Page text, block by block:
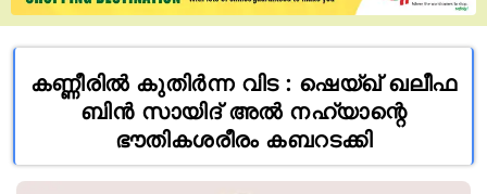
കണ്ണീരിൽ കുതിർന്ന വിട : ഷെയ്ഖ് ഖലീഫ
ബിൻ സായിദ് അൽ നഹ്യാന്റെ
ഭൗതികശരീരം കബറടക്കി